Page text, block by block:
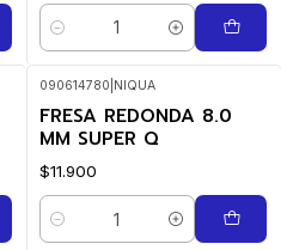
Cantidad
090614780 NIQUA
FRESA REDONDA 8.0
MM SUPER Q
$11.900
Cantidad